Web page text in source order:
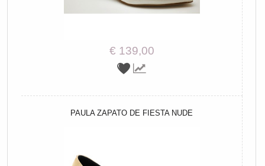
€ 139,00
PAULA ZAPATO DE FIESTA NUDE